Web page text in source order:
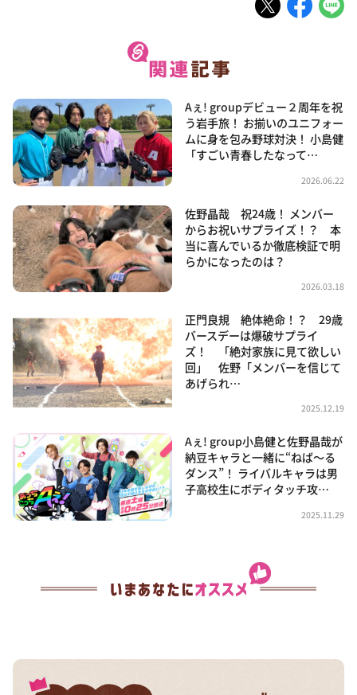
Aぇ! groupデビュー２周年を祝
う岩手旅！ お揃いのユニフォー
ムに身を包み野球対決！ 小島健
「すごい青春したなって…
2026.06.22
佐野晶哉 祝24歳！ メンバー
からお祝いサプライズ！？ 本
当に喜んでいるか徹底検証で明
らかになったのは？
2026.03.18
正門良規 絶体絶命！？ 29歳
バースデーは爆破サプライ
ズ！ 「絶対家族に見て欲しい
回」 佐野「メンバーを信じて
あげられ…
2025.12.19
Aぇ! group小島健と佐野晶哉が
納豆キャラと一緒に“ねば～る
ダンス”！ ライバルキャラは男
子高校生にボディタッチ攻…
2025.11.29